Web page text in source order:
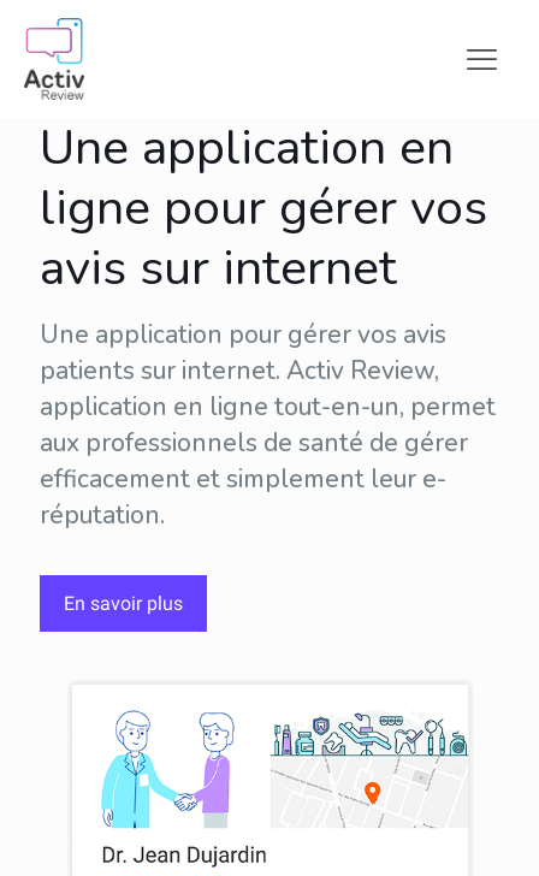
Une application en
ligne pour gérer vos
avis sur internet
Une application pour gérer vos avis
patients sur internet. Activ Review,
application en ligne tout-en-un, permet
aux professionnels de santé de gérer
efficacement et simplement leur e-
réputation.
En savoir plus